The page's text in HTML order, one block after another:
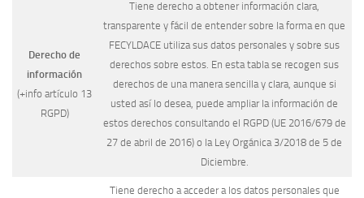
Derecho de
información
(+info artículo 13
RGPD)
Tiene derecho a obtener información clara,
transparente y fácil de entender sobre la forma en que
FECYLDACE utiliza sus datos personales y sobre sus
derechos sobre estos. En esta tabla se recogen sus
derechos de una manera sencilla y clara, aunque si
usted así lo desea, puede ampliar la información de
estos derechos consultando el RGPD (UE 2016/679 de
27 de abril de 2016) o la Ley Orgánica 3/2018 de 5 de
Diciembre.
Tiene derecho a acceder a los datos personales que